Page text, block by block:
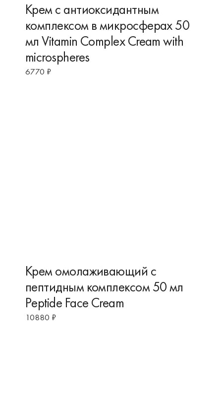
Крем с антиоксидантным
комплексом в микросферах 50
мл Vitamin Complex Cream with
microspheres
6770 ₽
Крем омолаживающий с
пептидным комплексом 50 мл
Peptide Face Cream
10880 ₽